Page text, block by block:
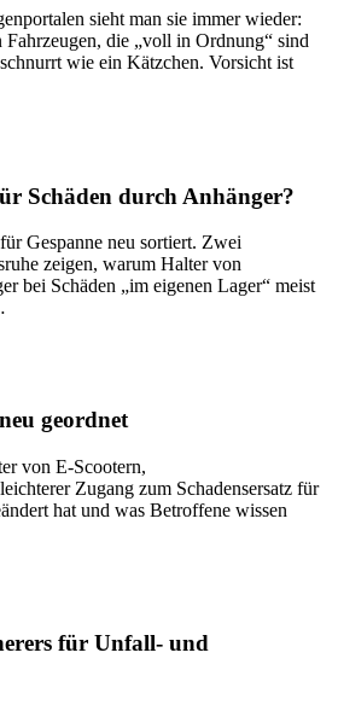
sieht man sie immer wieder:
die „voll in Ordnung“ sind
wie ein Kätzchen. Vorsicht ist
Schäden durch Anhänger?
Gespanne neu sortiert. Zwei
zeigen, warum Halter von
bei Schäden „im eigenen Lager“ meist
geordnet
von E-Scootern,
Zugang zum Schadensersatz für
hat und was Betroffene wissen
für Unfall- und